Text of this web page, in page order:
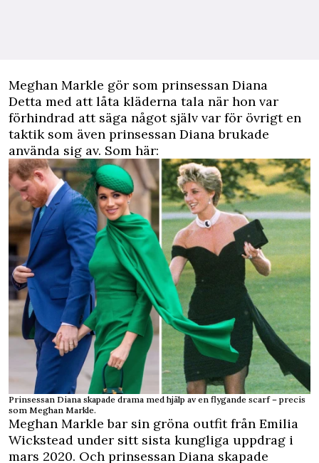
Meghan Markle gör som prinsessan Diana
Detta med att låta kläderna tala när hon var
förhindrad att säga något själv var för övrigt en
taktik som även prinsessan Diana brukade
använda sig av. Som här:
Prinsessan Diana skapade drama med hjälp av en flygande scarf – precis
som Meghan Markle.
Meghan Markle bar sin gröna outfit från Emilia
Wickstead under sitt sista kungliga uppdrag i
mars 2020. Och prinsessan Diana skapade